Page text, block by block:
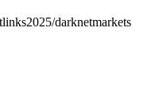
darknetmarkets